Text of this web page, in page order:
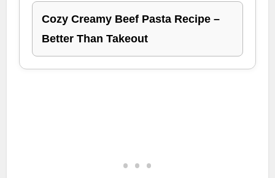
Cozy Creamy Beef Pasta Recipe –
Better Than Takeout